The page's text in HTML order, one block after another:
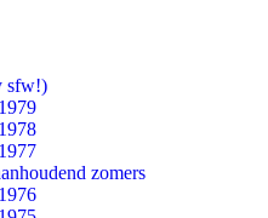
sfw!)
zomers